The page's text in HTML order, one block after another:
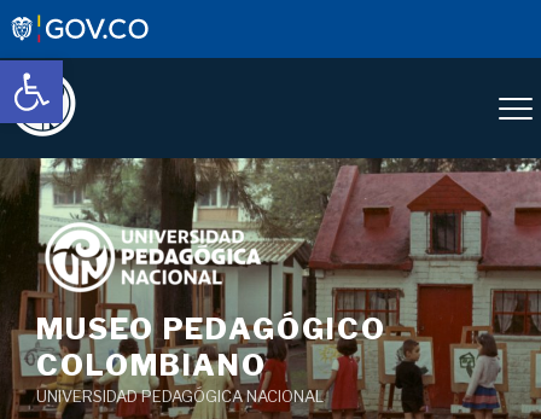
Abrir barra de herramientas
Saltar
al
contenido
MUSEO PEDAGÓGICO
COLOMBIANO
UNIVERSIDAD PEDAGÓGICA NACIONAL